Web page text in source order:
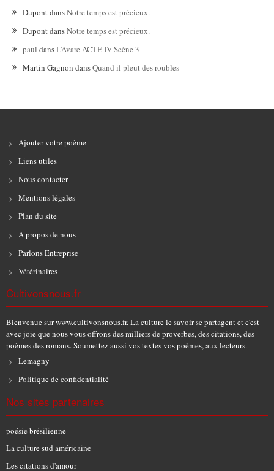
DupontdansNotre temps est précieux.
DupontdansNotre temps est précieux.
paul dansL’Avare ACTE IV Scène 3
Martin Gagnon dansQuand il pleut des roubles
Ajouter votre poème
Liens utiles
Nous contacter
Mentions légales
Plan du site
A propos de nous
Parlons Entreprise
Vétérinaires
Cultivonsnous.fr
Bienvenue sur www.cultivonsnous.fr. La culture le savoir se partagent et c'est
avec joie que nous vous offrons des milliers de proverbes, des citations, des
poèmes des romans. Soumettez aussi vos textes vos poèmes, aux lecteurs.
Lemagny
Politique de confidentialité
Nos sites partenaires
poésie brésilienne
La culture sud américaine
Les citations d'amour